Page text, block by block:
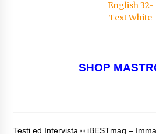
SHOP
Testi ed Intervista ©iBESTmag –